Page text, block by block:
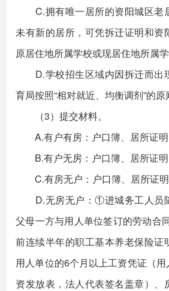
C.拥有唯一居所的资阳城区老
未有新的居所，可凭拆迁证明和资
原居住地所属学校或现居住地所属学
D.学校招生区域内因拆迁而出
育局按照“相对就近、均衡调剂”的原
（3）提交材料。
A.有户有房：户口簿、居所证明
B.有户无房：户口簿、居所证明
C.有房无户：户口簿、居所证明
D.无房无户：①进城务工人员随
父母一方与用人单位签订的劳动合
前连续半年的职工基本养老保险证
用人单位的6个月以上工资凭证（
资发放表，法人代表签名盖章）